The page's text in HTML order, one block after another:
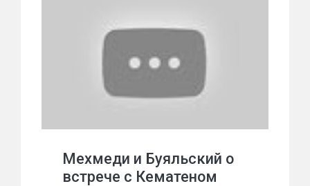
Мехмеди и Буяльский о
встрече с Кематеном